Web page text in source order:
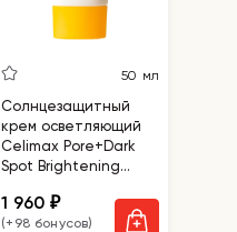
50 мл
Солнцезащитный
крем осветляющий
Celimax Pore+Dark
Spot Brightening
SPF50+ PA++++
1 960₽
(+98 бонусов)